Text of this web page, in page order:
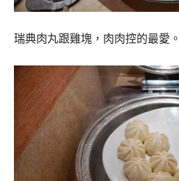
瑞典肉丸跟雞塊，肉肉控的最愛。